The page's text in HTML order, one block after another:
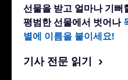
선물을 받고 얼마나 기뻐
평범한 선물에서 벗어나
별에 이름을 붙이세요!
기사 전문 읽기